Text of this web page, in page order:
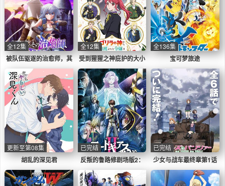
被队伍驱逐的治愈师，其
实是最强的
全12集
受到猩猩之神庇护的大小
姐在皇家骑士团受到宠爱
全12集
宝可梦旅途
全136集
胡乱的深见君
更新至第08集
反叛的鲁路修剧场版2：
叛道
已完结
少女与战车最终章第1话
已完结